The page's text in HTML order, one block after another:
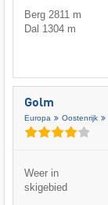
Berg 2811 m
Dal 1304 m
Golm
Europa Oostenrijk
Weer in
skigebied